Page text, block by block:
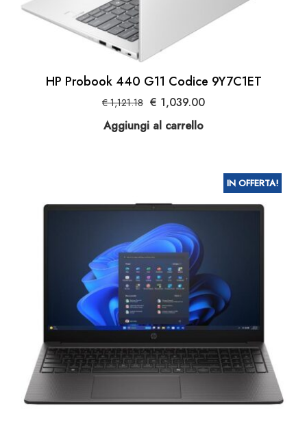
HP Probook 440 G11 Codice 9Y7C1ET
€1,121.18 Il
prezzo
originale
€ 1,039.00Il
Aggiungi al carrello
IN OFFERTA!